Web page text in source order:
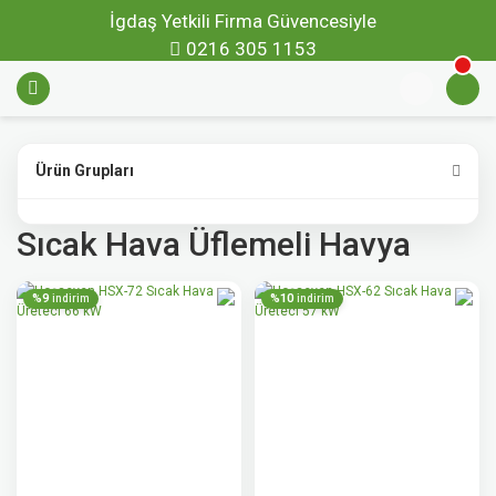
İgdaş Yetkili Firma Güvencesiyle
0216 305 1153
Ürün Grupları
Sıcak Hava Üflemeli Havya
%9 indirim %10 indirim